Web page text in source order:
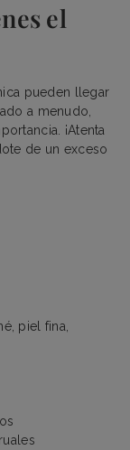
el
pueden llegar
a menudo,
¡Atenta
de un exceso
piel fina,